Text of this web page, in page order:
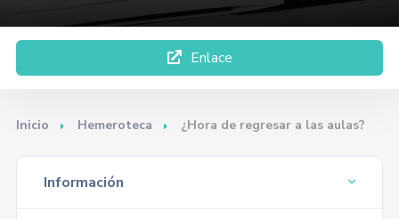
Enlace
Inicio Hemeroteca ¿Hora de regresar a las aulas?
Información